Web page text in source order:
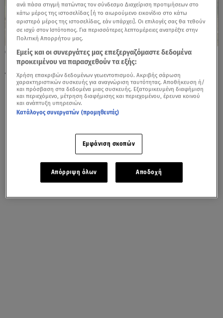
07.05.26, 19:25
Ford Pro: Δυναμική παρουσία στην έκθεση
Transport Show
ανά πάσα στιγμή πατώντας τον σύνδεσμο Διαχείριση προτιμήσεων στο
κάτω μέρος της ιστοσελίδας [ή το αιωρούμενο εικονίδιο στο κάτω
αριστερό μέρος της ιστοσελίδας, εάν υπάρχει]. Οι επιλογές σας θα τεθούν
σε ισχύ στον Ιστότοπος. Για περισσότερες λεπτομέρειες ανατρέξτε στην
Πολιτική Απορρήτου μας.
Εμείς και οι συνεργάτες μας επεξεργαζόμαστε δεδομένα
προκειμένου να παρασχεθούν τα εξής:
Χρήση επακριβών δεδομένων γεωεντοπισμού. Ακριβής σάρωση
χαρακτηριστικών συσκευής για αναγνώριση ταυτότητας. Αποθήκευση ή/
και πρόσβαση στα δεδομένα μιας συσκευής. Εξατομικευμένη διαφήμιση
και περιεχόμενο, μέτρηση διαφήμισης και περιεχομένου, έρευνα κοινού
και ανάπτυξη υπηρεσιών.
Κατάλογος συνεργατών (προμηθευτές)
Εμφάνιση σκοπών
Απόρριψη όλων Αποδοχή